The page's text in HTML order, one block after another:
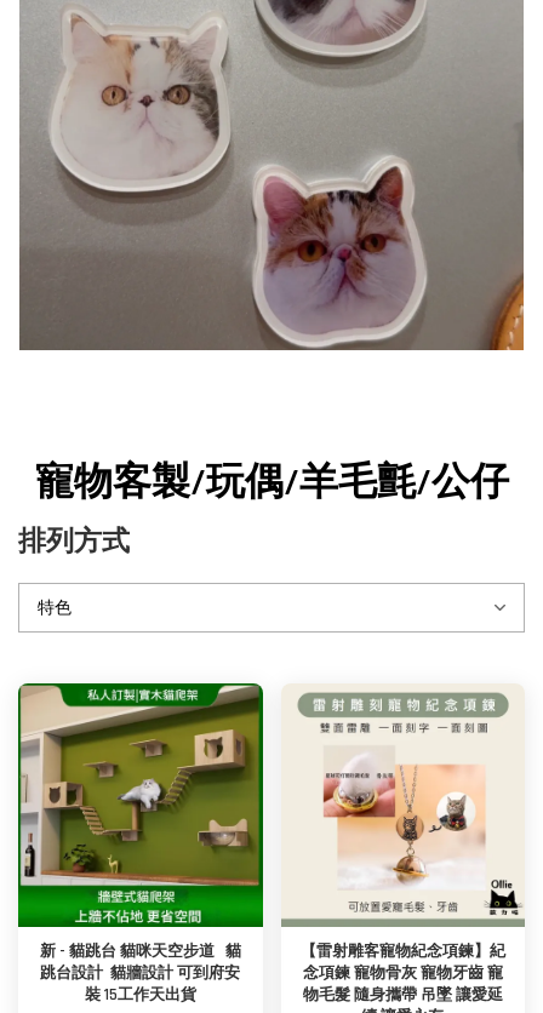
寵物客製/玩偶/羊毛氈/公仔
排列方式
新 - 貓跳台 貓咪天空步道   貓
跳台設計  貓牆設計 可到府安
裝 15工作天出貨
【雷射雕客寵物紀念項鍊】紀
念項鍊 寵物骨灰 寵物牙齒 寵
物毛髮 隨身攜帶 吊墜 讓愛延